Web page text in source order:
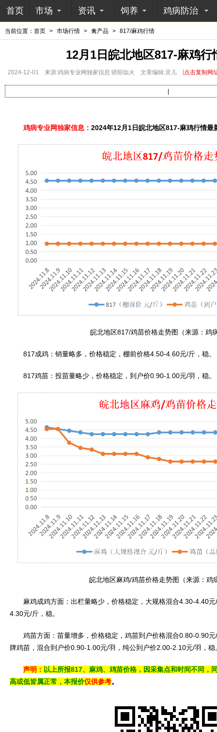
首页 市场 资讯 饲养 鸡病防治
当前位置： 首页 > 市场行情 > 禽产品 > 817/麻鸡行情
12月1日皖北地区817-麻鸡行
2024-12-01 来源:鸡病专业网独家信息 骄阳似火 文章编辑:灵儿 [点击复制网
鸡病专业网独家信息： 2024年12月1日皖北地区817-麻鸡行情最
皖北地区817/鸡苗价格走势图（来源：鸡
817成鸡：销量略多，价格稳定，棚前价格4.50-4.60元/斤，稳。
817鸡苗：投苗量略少，价格稳定，到户价0.90-1.00元/羽，稳。
皖北地区麻鸡/鸡苗价格走势图（来源：鸡
麻鸡成鸡方面：出栏量略少，价格稳定，大规格混合4.30-4.40元
4.30元/斤，稳。
鸡苗方面：苗量增多，价格稳定，鸡苗到户价格混合0.80-0.90元
牌鸡苗，混合到户价0.90-1.00元/羽，纯公到户价2.00-2.10元/羽，稳
声明： 以上所报817、 麻鸡、 鸡苗价格，因采集点和时间不同，
高或低皆属正常，本报价仅供参考。